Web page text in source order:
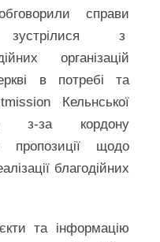
справи
з
організацій
в потребі та
Кельнської
з-за кордону
пропозиції щодо
благодійних
та інформацію